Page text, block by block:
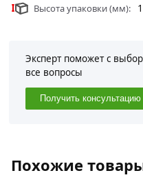
Высота упаковки (мм):
Эксперт поможет с
все вопросы
Получить консультацию
Похожие